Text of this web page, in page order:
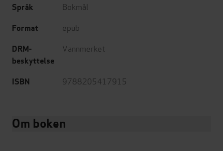
Språk Bokmål
Format epub
DRM-
beskyttelse
Vannmerket
ISBN 9788205417915
Om boken